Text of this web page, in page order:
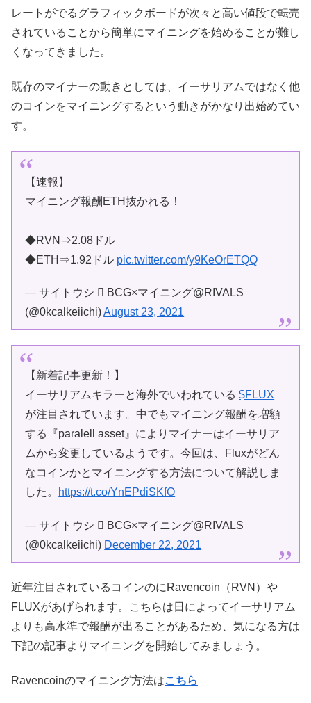
レートがでるグラフィックボードが次々と高い値段で転売
されていることから簡単にマイニングを始めることが難し
くなってきました。
既存のマイナーの動きとしては、イーサリアムではなく他
のコインをマイニングするという動きがかなり出始めてい
す。
【速報】
マイニング報酬ETH抜かれる！
◆RVN⇒2.08ドル
◆ETH⇒1.92ドル pic.twitter.com/y9KeOrETQQ
— サイトウシ  BCG×マイニング@RIVALS
(@0kcalkeiichi)August 23, 2021
【新着記事更新！】
イーサリアムキラーと海外でいわれている$FLUX
が注目されています。中でもマイニング報酬を増額
する『paralell asset』によりマイナーはイーサリア
ムから変更しているようです。今回は、Fluxがどん
なコインかとマイニングする方法について解説しま
した。
https://t.co/YnEPdiSKfO
— サイトウシ  BCG×マイニング@RIVALS
(@0kcalkeiichi) December 22, 2021
近年注目されているコインのにRavencoin（RVN）や
FLUXがあげられます。こちらは日によってイーサリアム
よりも高水準で報酬が出ることがあるため、気になる方は
下記の記事よりマイニングを開始してみましょう。
Ravencoinのマイニング方法はこちら